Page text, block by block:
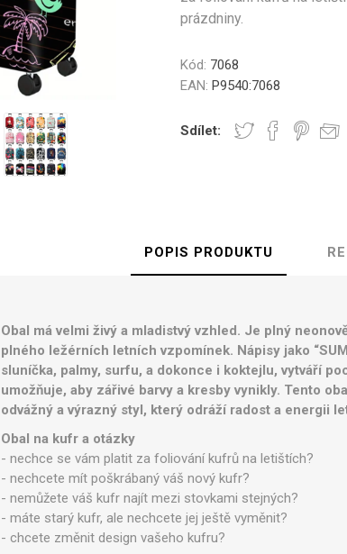
Palubní kufry vel.S
prázdniny.
Kód: 7068
EAN: P9540:7068
Sdílet:
POPIS PRODUKTU
Obal má velmi živý a mladistvý vzhled. Je plný
plného ležérních letních vzpomínek. Nápisy jako
sluníčka, palmy, surfu, a dokonce i koktejlu, vytváří
umožňuje, aby zářivé barvy a kresby vynikly. Tento
odvážný a výrazný styl, který odráží radost a energii
Obal na kufr a otázky
- nechce se vám platit za foliování kufrů na letištích?
- nechcete mít poškrábaný váš nový kufr?
- nemůžete váš kufr najít mezi stovkami stejných?
- máte starý kufr, ale nechcete jej ještě vyměnit?
- chcete změnit design vašeho kufru?